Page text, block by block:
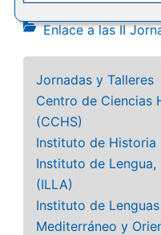
Enlace a las II
Jornadas y Talleres
Centro de Ciencias
(CCHS)
Instituto de Historia
Instituto de
(ILLA)
Instituto de
Mediterráneo y